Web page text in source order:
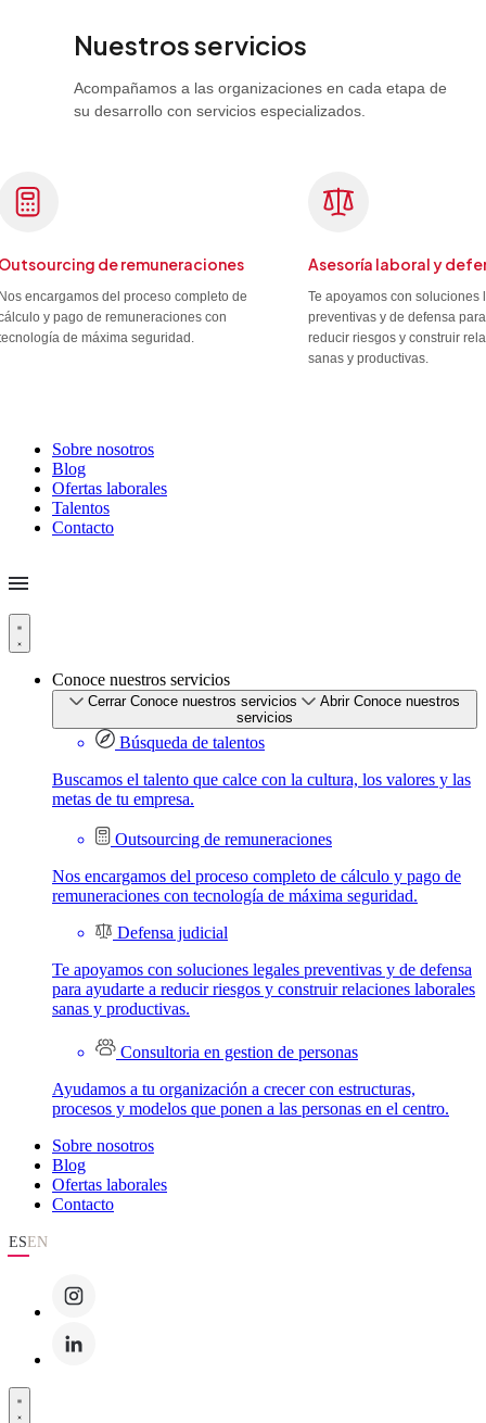
Nuestros servicios
Acompañamos a las organizaciones en cada etapa de
su desarrollo con servicios especializados.
de remuneraciones
encargamos del proceso completo de
y pago de remuneraciones con
de máxima seguridad.
Asesoría laboral y
Te apoyamos con soluciones
preventivas y de defensa
reducir riesgos y construir
sanas y productivas.
Sobre nosotros
Blog
Ofertas laborales
Talentos
Contacto
Conoce nuestros servicios
Cerrar Conoce nuestros servicios
Abrir Conoce nuestros
servicios
Búsqueda de talentos
Buscamos el talento que calce con la cultura, los valores y las
metas de tu empresa.
Outsourcing de remuneraciones
Nos encargamos del proceso completo de cálculo y pago de
remuneraciones con tecnología de máxima seguridad.
Defensa judicial
Te apoyamos con soluciones legales preventivas y de defensa
para ayudarte a reducir riesgos y construir relaciones laborales
sanas y productivas.
Consultoria en gestion de personas
Ayudamos a tu organización a crecer con estructuras,
procesos y modelos que ponen a las personas en el centro.
Sobre nosotros
Blog
Ofertas laborales
Contacto
ESEN